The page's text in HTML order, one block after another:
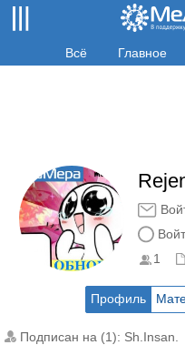
Всё Главное
1
Профиль
Подписан на (1): Sh.Insan